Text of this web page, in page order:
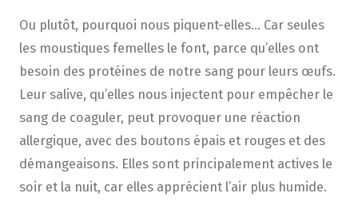
Ou plutôt, pourquoi nous piquent-elles… Car seules
les moustiques femelles le font, parce qu’elles ont
besoin des protéines de notre sang pour leurs œufs.
Leur salive, qu’elles nous injectent pour empêcher le
sang de coaguler, peut provoquer une réaction
allergique, avec des boutons épais et rouges et des
démangeaisons. Elles sont principalement actives le
soir et la nuit, car elles apprécient l’air plus humide.